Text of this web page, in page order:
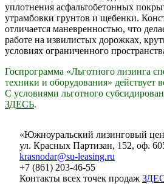
уплотнения асфальтобетонных
утрамбовки грунтов и щебенки.
отличается маневренностью, что
работе на извилистых дорожках,
условиях ограниченного
Госпрограмма «Льготного лизинга
техники и оборудования»
С условиями льготного
ЗДЕСЬ.
«Южноуральский лизинговый
ул. Красных Партизан, 152, оф.
krasnodar@su-leasing.ru
+7 (861) 203-46-55
Контакты всех точек продаж